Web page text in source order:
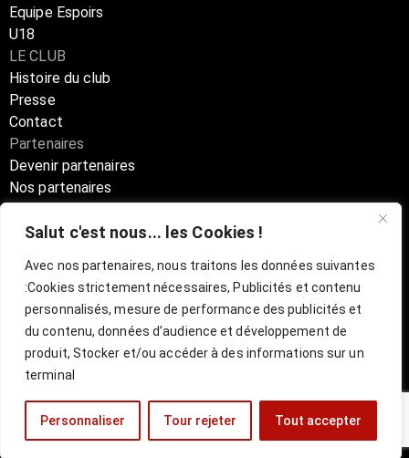
Salut c'est nous... les Cookies !
Avec nos partenaires, nous traitons les données suivantes
:Cookies strictement nécessaires, Publicités et contenu
personnalisés, mesure de performance des publicités et
du contenu, données d’audience et développement de
produit, Stocker et/ou accéder à des informations sur un
terminal
Personnaliser Tour rejeter Tout accepter
Equipe Espoirs
U18
LE CLUB
Histoire du club
Presse
Contact
Partenaires
Devenir partenaires
Nos partenaires
Billetterie Officielle ESBVA-LM
mentions légaleslCGU
Site réalisé par